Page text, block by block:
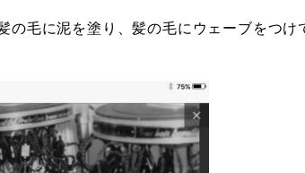
毛に泥を塗り、髪の毛にウェーブをつけ